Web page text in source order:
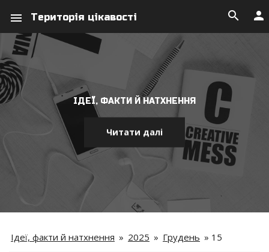
menu Територія цікавості person
search
ІДЕЇ, ФАКТИ Й НАТХНЕННЯ
Читати далі
Ідеї, факти й натхнення » 2025 » Грудень » 15